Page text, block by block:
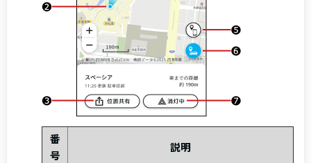
番
号
説明